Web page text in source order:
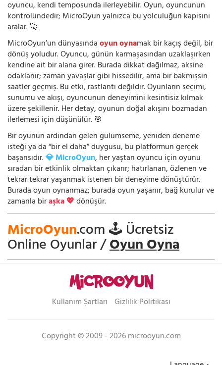
oyuncu, kendi temposunda ilerleyebilir. Oyun, oyuncunun
kontrolündedir; MicroOyun yalnızca bu yolculuğun kapısını
aralar. 🚀
MicroOyun’un dünyasındaoyun oynamak bir kaçış değil, bir
dönüş yoludur. Oyuncu, günün karmaşasından uzaklaşırken
kendine ait bir alana girer. Burada dikkat dağılmaz, aksine
odaklanır; zaman yavaşlar gibi hissedilir, ama bir bakmışsın
saatler geçmiş. Bu etki, rastlantı değildir. Oyunların seçimi,
sunumu ve akışı, oyuncunun deneyimini kesintisiz kılmak
üzere şekillenir. Her detay, oyunun doğal akışını bozmadan
ilerlemesi için düşünülür. 🎯
Bir oyunun ardından gelen gülümseme, yeniden deneme
isteği ya da “bir el daha” duygusu, bu platformun gerçek
başarısıdır.💎 MicroOyun, her yaştan oyuncu için oyunu
sıradan bir etkinlik olmaktan çıkarır; hatırlanan, özlenen ve
tekrar tekrar yaşanmak istenen bir deneyime dönüştürür.
Burada oyun oynanmaz; burada oyun yaşanır, bağ kurulur ve
zamanla biraşka 💖dönüşür.
MicroOyun.com 🕹️ Ücretsiz
Online Oyunlar /Oyun Oyna
Kullanım Şartları Gizlilik Politikası
Copyright © 2009 - 2026 microoyun.com